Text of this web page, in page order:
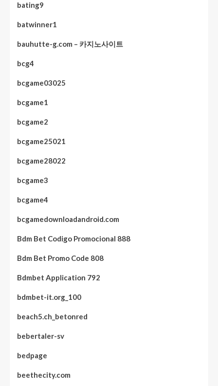
bating9
batwinner1
bauhutte-g.com – 카지노사이트
bcg4
bcgame03025
bcgame1
bcgame2
bcgame25021
bcgame28022
bcgame3
bcgame4
bcgamedownloadandroid.com
Bdm Bet Codigo Promocional 888
Bdm Bet Promo Code 808
Bdmbet Application 792
bdmbet-it.org_100
beach5.ch_betonred
bebertaler-sv
bedpage
beethecity.com